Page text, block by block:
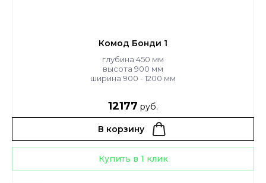
Комод Бонди 1
глубина 450 мм
высота 900 мм
ширина 900 - 1200 мм
12177 руб.
В корзину
Купить в 1 клик